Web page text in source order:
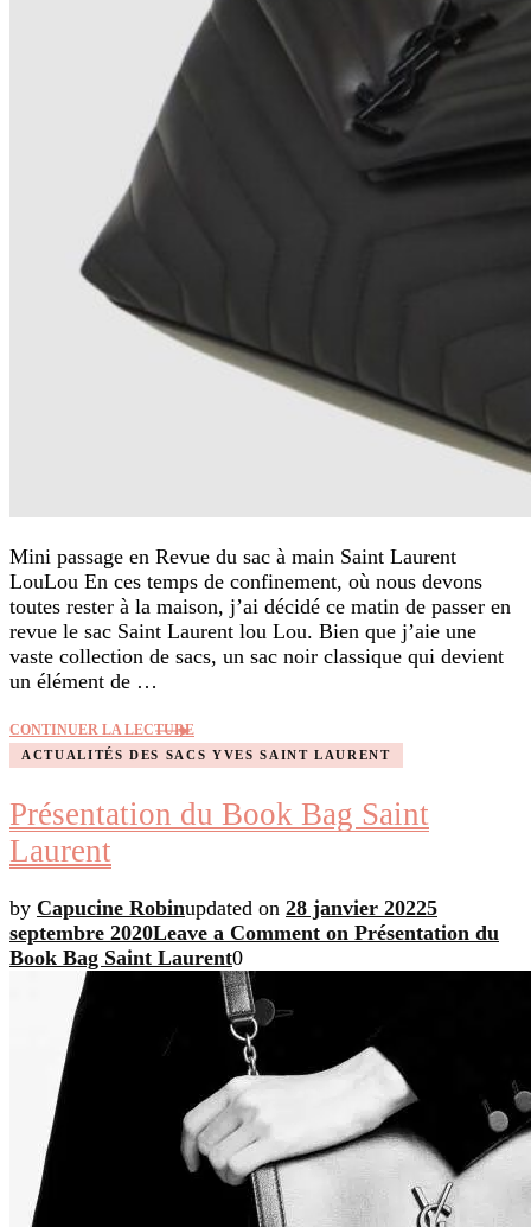
Mini passage en Revue du sac à main Saint Laurent
LouLou En ces temps de confinement, où nous devons
toutes rester à la maison, j’ai décidé ce matin de passer en
revue le sac Saint Laurent lou Lou. Bien que j’aie une
vaste collection de sacs, un sac noir classique qui devient
un élément de …
CONTINUER LA LECTURE
ACTUALITÉS DES SACS YVES SAINT LAURENT
Présentation du Book Bag Saint
Laurent
by Capucine Robinupdated on 28 janvier 20225
septembre 2020Leave a Comment on Présentation du
Book Bag Saint Laurent0